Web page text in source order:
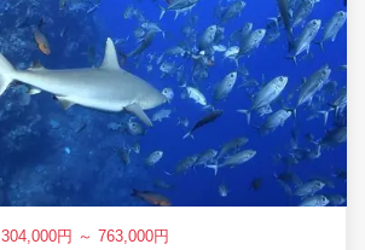
304,000円 ～ 763,000円